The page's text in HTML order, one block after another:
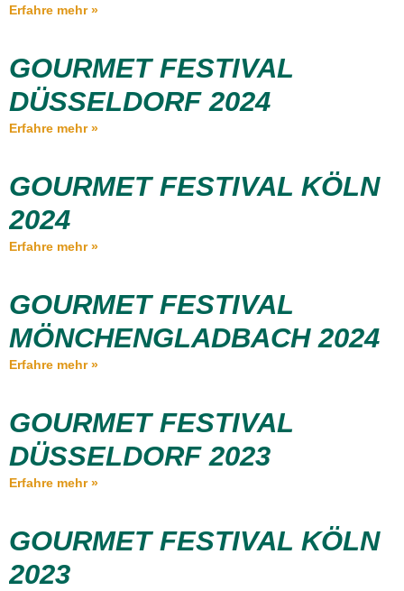
Erfahre mehr »
GOURMET FESTIVAL
DÜSSELDORF 2024
Erfahre mehr »
GOURMET FESTIVAL KÖLN
2024
Erfahre mehr »
GOURMET FESTIVAL
MÖNCHENGLADBACH 2024
Erfahre mehr »
GOURMET FESTIVAL
DÜSSELDORF 2023
Erfahre mehr »
GOURMET FESTIVAL KÖLN
2023